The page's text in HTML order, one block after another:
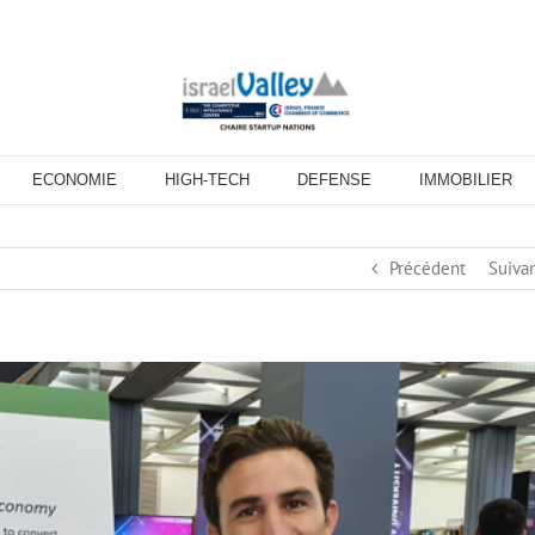
ECONOMIE HIGH-TECH DEFENSE IMMOBILIER
Précédent